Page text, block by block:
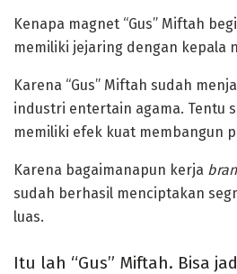
Kenapa magnet “Gus” Miftah
memiliki jejaring dengan kepala
Karena “Gus” Miftah sudah
industri entertain agama. Tentu
memiliki efek kuat membangun
Karena bagaimanapun kerja
sudah berhasil menciptakan
luas.
Itu lah “Gus” Miftah. Bisa